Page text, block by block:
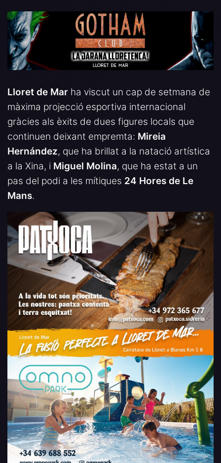
Lloret de Mar ha viscut un cap de setmana de
màxima projecció esportiva internacional
gràcies als èxits de dues figures locals que
continuen deixant empremta: Mireia
Hernández, que ha brillat a la natació artística
a la Xina, i Miguel Molina, que ha estat a un
pas del podi a les mítiques 24 Hores de Le
Mans.